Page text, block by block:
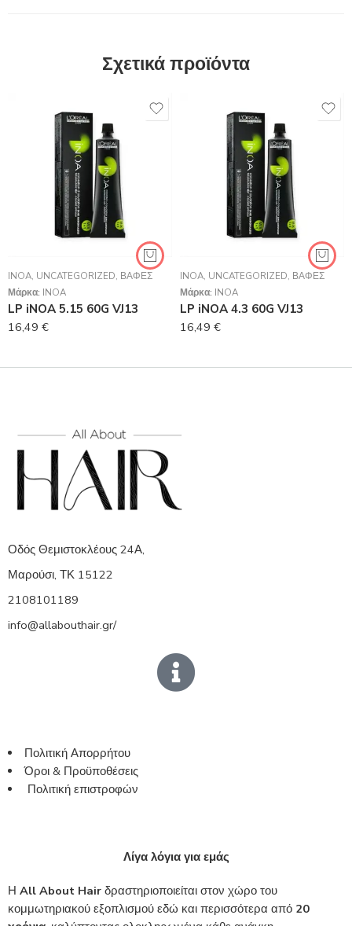
Σχετικά προϊόντα
INOA, UNCATEGORIZED, ΒΑΦΈΣ
Μάρκα: INOA
LP iNOA 5.15 60G VJ13
16,49 €
INOA, UNCATEGORIZED, ΒΑΦΈΣ
Μάρκα: INOA
LP iNOA 4.3 60G VJ13
16,49 €
Οδός Θεμιστοκλέους 24Α,
Μαρούσι, ΤΚ 15122
2108101189
info@allabouthair.gr/
Πολιτική Απορρήτου
Όροι & Προϋποθέσεις
Πολιτική επιστροφών
Λίγα λόγια για εμάς
Η All About Hair δραστηριοποιείται στον χώρο του
κομμωτηριακού εξοπλισμού εδώ και περισσότερα από 20